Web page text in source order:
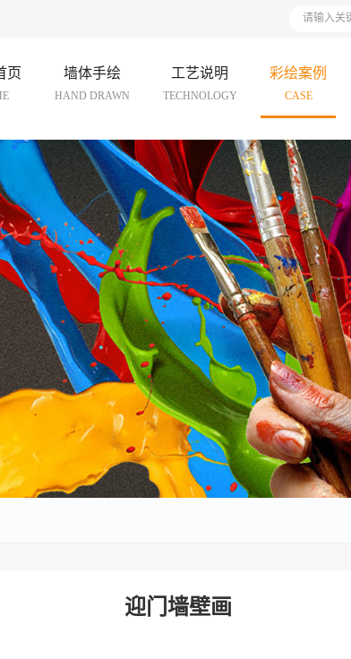
页 墙体手绘
HAND DRAWN
工艺说明
TECHNOLOGY
彩绘案例
CASE
迎门墙壁画